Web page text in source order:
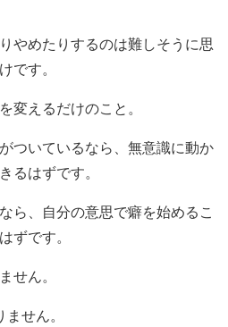
やめたりするのは難しそうに思
です。
変えるだけのこと。
ついているなら、無意識に動か
るはずです。
ら、自分の意思で癖を始めるこ
ずです。
せん。
せん。